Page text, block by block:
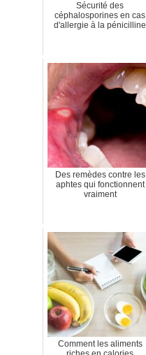
Sécurité des
céphalosporines en cas
d'allergie à la pénicilline
Des remèdes contre les
aphtes qui fonctionnent
vraiment
Comment les aliments